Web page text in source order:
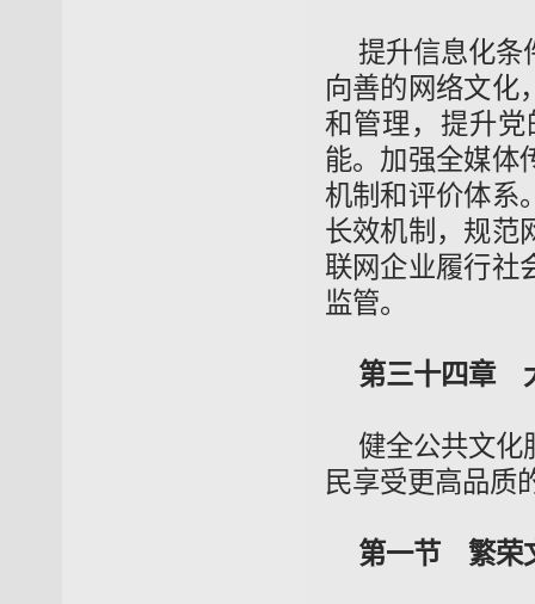
提升信息化条
向善的网络文化
和管理，提升
能。加强全媒体
机制和评价体系
长效机制，规范
联网企业履行社
监管。
第三十四章
健全公共文
民享受更高品质
第一节 繁荣